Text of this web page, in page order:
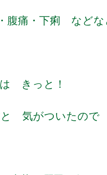
腹痛・下痢 などな
きっと！
と 気がついたので